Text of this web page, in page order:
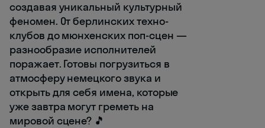
создавая уникальный культурный
феномен. От берлинских техно-
клубов до мюнхенских поп-сцен —
разнообразие исполнителей
поражает. Готовы погрузиться в
атмосферу немецкого звука и
открыть для себя имена, которые
уже завтра могут греметь на
мировой сцене? 🎵